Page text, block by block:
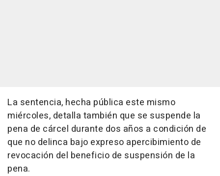
La sentencia, hecha pública este mismo
miércoles, detalla también que se suspende la
pena de cárcel durante dos años a condición de
que no delinca bajo expreso apercibimiento de
revocación del beneficio de suspensión de la
pena.